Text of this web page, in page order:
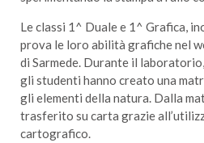
Le classi 1^ Duale e 1^ Grafica,
prova le loro abilità grafiche nel
di Sarmede. Durante il
gli studenti hanno creato una
gli elementi della natura. Dalla
trasferito su carta grazie
cartografico.